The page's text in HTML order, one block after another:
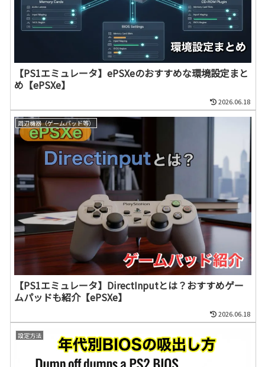
【PS1エミュレータ】ePSXeのおすすめな環境設定まと
め【ePSXe】
2026.06.18
周辺機器（ゲームパッド等）
【PS1エミュレータ】DirectInputとは？おすすめゲー
ムパッドも紹介【ePSXe】
2026.06.18
設定方法